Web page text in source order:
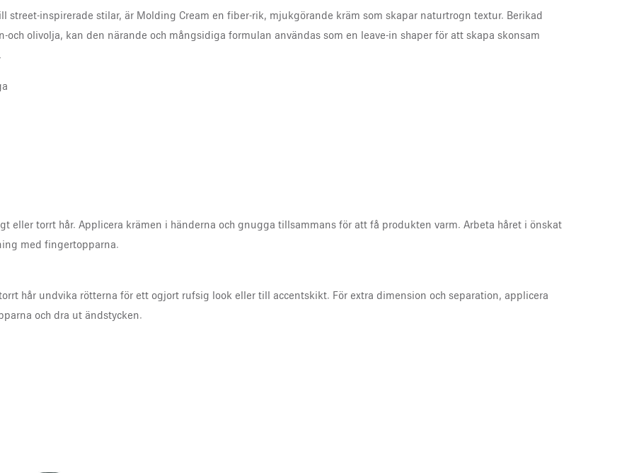
street-inspirerade stilar, är Molding Cream en fiber-rik, mjukgörande kräm som skapar naturtrogn textur. Berikad
och olivolja, kan den närande och mångsidiga formulan användas som en leave-in shaper för att skapa skonsam
eller torrt hår. Applicera krämen i händerna och gnugga tillsammans för att få produkten varm. Arbeta håret i önskat
med fingertopparna.
hår undvika rötterna för ett ogjort rufsig look eller till accentskikt. För extra dimension och separation, applicera
och dra ut ändstycken.